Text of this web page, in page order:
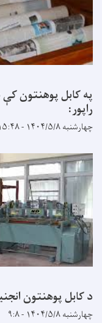
په کابل پوهنتون کې
راپور:
چهارشنبه ۱۴۰۴/۵/۸ - ۱۵:۴۸
د کابل پوهنتون
چهارشنبه ۱۴۰۴/۵/۸ - ۹:۸